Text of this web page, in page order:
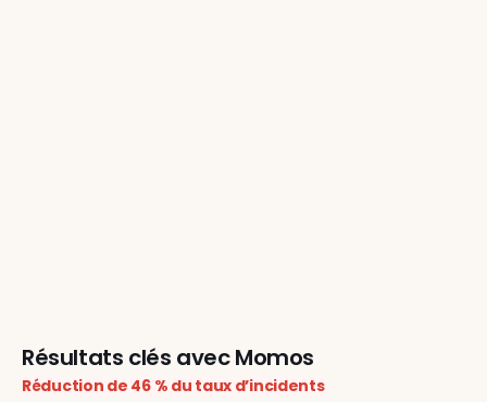
Résultats clés avec Momos
Réduction de 46 % du taux d’incidents